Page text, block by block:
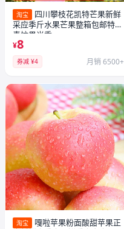
淘宝
四川攀枝花凯特芒果新鲜
采应季斤水果芒果整箱包邮特大
青忙果当季
¥8
券减 ¥4 月销 6500+
淘宝
嘎啦苹果粉面酸甜苹果正